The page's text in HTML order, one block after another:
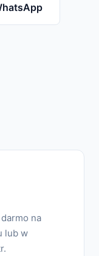
na
lub w